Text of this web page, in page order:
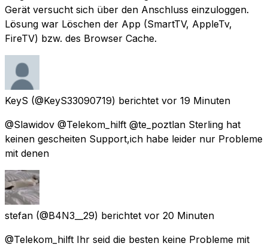
Gerät versucht sich über den Anschluss einzuloggen.
Lösung war Löschen der App (SmartTV, AppleTv,
FireTV) bzw. des Browser Cache.
KeyS (@KeyS33090719) berichtet vor 19 Minuten
@Slawidov @Telekom_hilft @te_poztlan Sterling hat
keinen gescheiten Support,ich habe leider nur Probleme
mit denen
stefan (@B4N3__29) berichtet vor 20 Minuten
@Telekom_hilft Ihr seid die besten keine Probleme mit